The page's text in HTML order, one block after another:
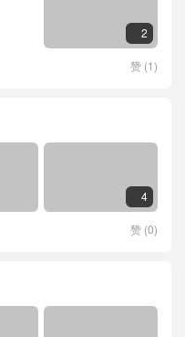
2
赞 (1)
4
赞 (0)